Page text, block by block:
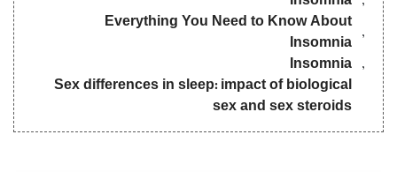
Everything You Need to Know About
Insomnia
Insomnia
Sex differences in sleep: impact of biological
sex and sex steroids